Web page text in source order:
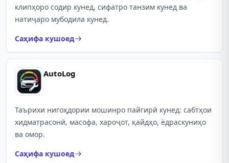
клипҳоро содир кунед, сифатро танзим кунед ва
натиҷаро мубодила кунед.
Саҳифа кушоед
AutoLog
Таърихи нигоҳдории мошинро пайгирӣ кунед: сабтҳои
хидматрасонӣ, масофа, хароҷот, қайдҳо, ёдраскуниҳо
ва омор.
Саҳифа кушоед